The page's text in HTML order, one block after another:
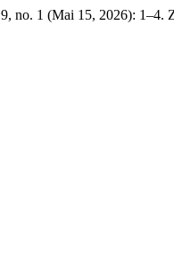
9, no. 1 (Mai 15, 2026): 1–4.